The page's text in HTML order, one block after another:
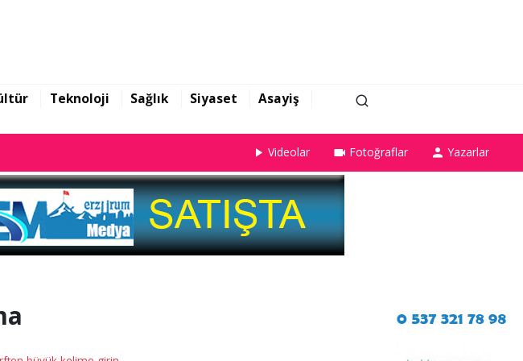
Teknoloji Sağlık Siyaset
Asayiş
Videolar Fotoğraflar Yazarlar